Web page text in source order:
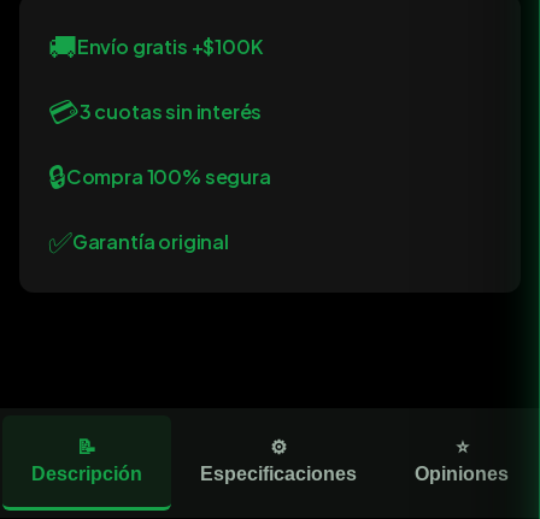
🚚Envío gratis +$100K
💳3 cuotas sin interés
🔒Compra 100% segura
✅Garantía original
📝
Descripción
⚙️
Especificaciones
⭐
Opiniones